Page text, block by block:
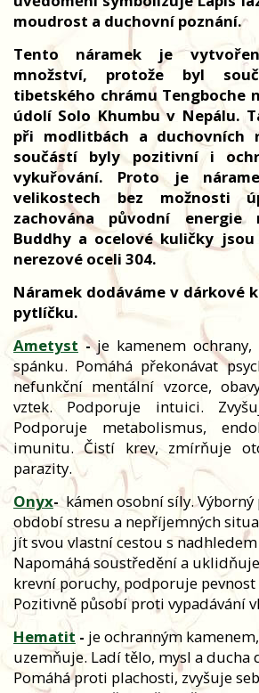
moudrost a duchovní poznání.
Tento náramek je
množství, protože byl
tibetského chrámu Tengboche
údolí Solo Khumbu v Nepálu.
při modlitbách a duchovních
součástí byly pozitivní i
vykuřování. Proto je
velikostech bez možnosti
zachována původní energie
Buddhy a ocelové kuličky
nerezové oceli 304.
Náramek dodáváme v dárkové
pytlíčku.
Ametyst -je kamenem
spánku. Pomáhá překonávat
nefunkční mentální vzorce,
vztek. Podporuje intuici.
Podporuje metabolismus,
imunitu. Čistí krev, zmírňuje
parazity.
Onyx-kámen osobní síly. Výborný
období stresu a nepříjemných
jít svou vlastní cestou s
Napomáhá soustředění a
krevní poruchy, podporuje pevnost
Pozitivně působí proti vypadávání
Hematit - je ochranným
uzemňuje. Ladí tělo, mysl a ducha
Pomáhá proti plachosti, zvyšuje